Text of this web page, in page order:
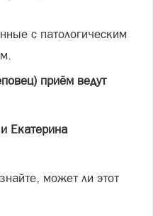
с патологическим
приём ведут
Екатерина
может ли этот